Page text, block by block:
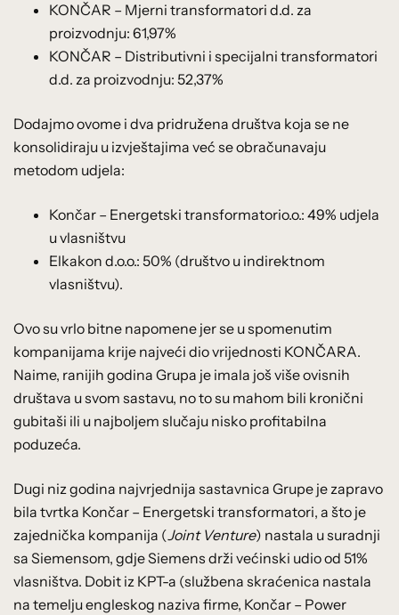
KONČAR – Mjerni transformatori d.d. za
proizvodnju: 61,97%
KONČAR – Distributivni i specijalni transformatori
d.d. za proizvodnju: 52,37%
Dodajmo ovome i dva pridružena društva koja se ne
konsolidiraju u izvještajima već se obračunavaju
metodom udjela:
Končar – Energetski transformatorio.o.: 49% udjela
u vlasništvu
Elkakon d.o.o.: 50% (društvo u indirektnom
vlasništvu).
Ovo su vrlo bitne napomene jer se u spomenutim
kompanijama krije najveći dio vrijednosti KONČARA.
Naime, ranijih godina Grupa je imala još više ovisnih
društava u svom sastavu, no to su mahom bili kronični
gubitaši ili u najboljem slučaju nisko profitabilna
poduzeća.
Dugi niz godina najvrjednija sastavnica Grupe je zapravo
bila tvrtka Končar – Energetski transformatori, a što je
zajednička kompanija (Joint Venture) nastala u suradnji
sa Siemensom, gdje Siemens drži većinski udio od 51%
vlasništva. Dobit iz KPT-a (službena skraćenica nastala
na temelju engleskog naziva firme, Končar – Power